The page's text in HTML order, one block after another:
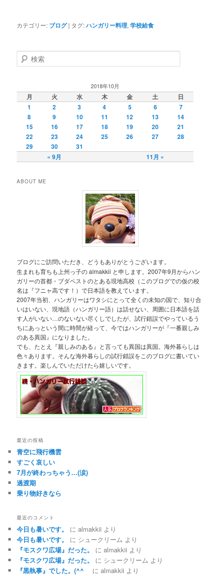
カテゴリー: ブログ | タグ:ハンガリー料理,学校給食
検
索
2018年10月
月 火 水 木 金 土 日
« 9月 11月 »
1 2 3 4 5 6
7
8
9 10 11 12 13
14
15
16 17 18 19 20
21
22
23 24 25 26 27
28
29
30 31
ABOUT ME
ブログにご訪問いただき、どうもありがとうございます。
生まれも育ちも上州っ子の almakkii と申します。2007年9月からハン
ガリーの首都・ブダペストのとある現地高校（このブログでの仮の校
名は『フニャ高です！）で日本語を教えています。
2007年当初、ハンガリーはワタシにとって全くの未知の国で、知り合
いはいない、現地語（ハンガリー語）は話せない、周囲に日本語を話
す人がいない…のないない尽くしでしたが、試行錯誤でやっているう
ちにあっという間に時間が経って、今ではハンガリーが『一番親しみ
のある異国』になりました。
でも、たとえ『親しみのある』と言っても異国は異国。海外暮らしは
色々あります。そんな海外暮らしの試行錯誤をこのブログに書いてい
きます。楽しんでいただけたら嬉しいです。
最近の投稿
青空に飛行機雲
すごく哀しい
7月が終わっちゃう…(涙)
過渡期
乗り物好きなら
最近のコメント
今日も暑いです。 にalmakkii より
今日も暑いです。
に シュークリーム より
『モスクワ広場』だった。
にalmakkii より
『モスクワ広場』だった。
に シュークリーム より
『黒執事』でした。(^^ゞ
にalmakkii より